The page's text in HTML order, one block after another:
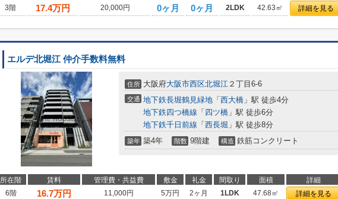
3階
17.4万円 20,000円 0ヶ月 0ヶ月 2LDK 42.63㎡ 詳細を見る
エルデ北堀江 仲介手数料無料
住所 大阪府大阪市西区北堀江 ２丁目6-6
交通 地下鉄長堀鶴見緑地 「 西大橋 」駅 徒歩4分
地下鉄四つ橋線 「 四ツ橋 」駅 徒歩6分
地下鉄千日前線 「 西長堀 」駅 徒歩8分
築年 築4年 階数 9階建 構造 鉄筋コンクリート
所在階 賃料 管理費・共益費 敷金 礼金 間取り 面積 詳細
6階
16.7万円 11,000円 5万円 2ヶ月 1LDK 47.68㎡ 詳細を見る